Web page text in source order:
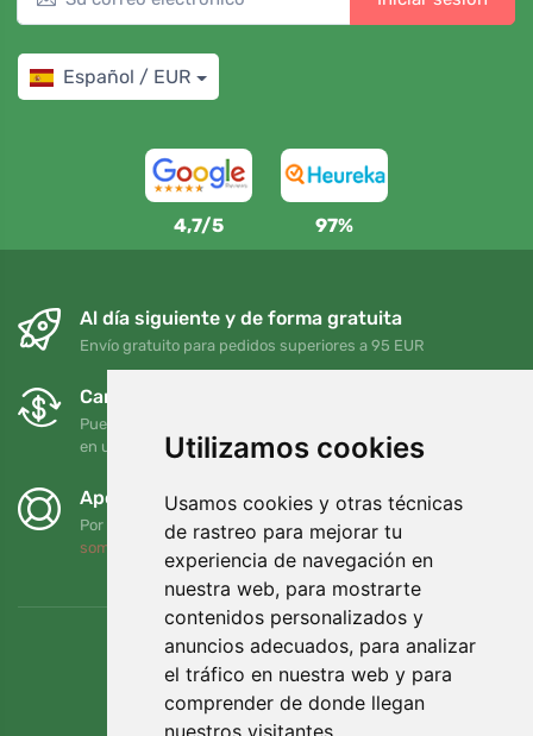
Utilizamos cookies
Usamos cookies y otras técnicas
de rastreo para mejorar tu
experiencia de navegación en
nuestra web, para mostrarte
contenidos personalizados y
anuncios adecuados, para analizar
el tráfico en nuestra web y para
comprender de donde llegan
nuestros visitantes.
Español / EUR
4,7/5 97%
Al día siguiente y de forma gratuita
Envío gratuito para pedidos superiores a 95 EUR
Cambios y devoluciones gratuitos
Puede devolver o cambiar su pedido en cualquier momento
en un plazo de 90 días
Apoyamos a Trees.org
Por cada pedido plantamos un árbol. Leer más
somos